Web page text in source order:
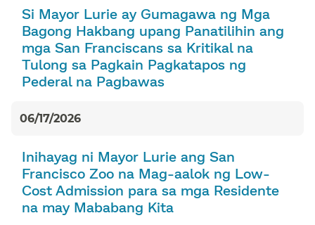
Si Mayor Lurie ay Gumagawa ng Mga
Bagong Hakbang upang Panatilihin ang
mga San Franciscans sa Kritikal na
Tulong sa Pagkain Pagkatapos ng
Pederal na Pagbawas​​
06/17/2026​​
Inihayag ni Mayor Lurie ang San
Francisco Zoo na Mag-aalok ng Low-
Cost Admission para sa mga Residente
na may Mababang Kita​​